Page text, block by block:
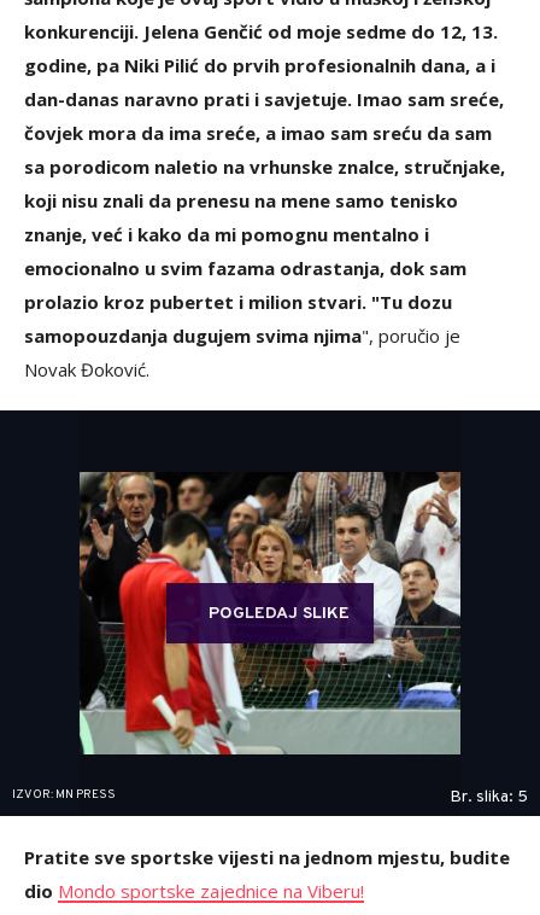
konkurenciji. Jelena Genčić od moje sedme do 12, 13.
godine, pa Niki Pilić do prvih profesionalnih dana, a i
dan-danas naravno prati i savjetuje. Imao sam sreće,
čovjek mora da ima sreće, a imao sam sreću da sam
sa porodicom naletio na vrhunske znalce, stručnjake,
koji nisu znali da prenesu na mene samo tenisko
znanje, već i kako da mi pomognu mentalno i
emocionalno u svim fazama odrastanja, dok sam
prolazio kroz pubertet i milion stvari. "Tu dozu
samopouzdanja dugujem svima njima", poručio je
Novak Đoković.
POGLEDAJ SLIKE
IZVOR: MN PRESS Br. slika: 5
Pratite sve sportske vijesti na jednom mjestu, budite
dio Mondo sportske zajednice na Viberu!